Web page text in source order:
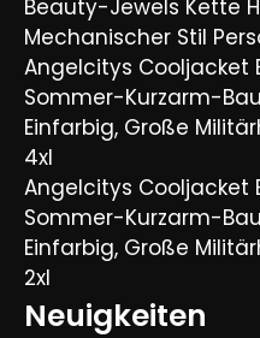
Beauty-Jewels Kette
Mechanischer Stil
Angelcitys Cooljacket
Sommer-Kurzarm-
Einfarbig, Große
4xl
Angelcitys Cooljacket
Sommer-Kurzarm-
Einfarbig, Große
2xl
Neuigkeiten